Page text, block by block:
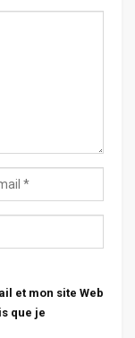
et mon site Web
que je